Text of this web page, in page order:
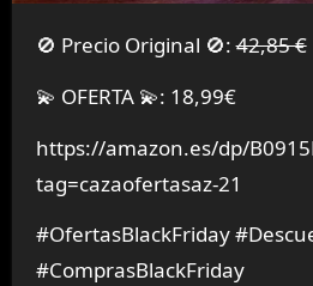
🚫 Precio Original 🚫:42,85 €
💫 OFERTA 💫: 18,99€
https://amazon.es/dp/
tag=cazaofertasaz-21
#OfertasBlackFriday
#ComprasBlackFriday